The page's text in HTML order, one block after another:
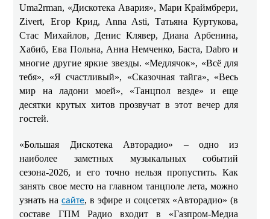
Uma2rman, «Дискотека Авария», Мари Краймбрери,
Zivert, Егор Крид, Anna Asti, Татьяна Куртукова,
Стас Михайлов, Денис Клявер, Диана Арбенина,
Хабиб, Ева Польна, Анна Немченко, Баста, Dabro и
многие другие яркие звезды. «Медлячок», «Всё для
тебя», «Я счастливый», «Сказочная тайга», «Весь
мир на ладони моей», «Танцпол везде» и еще
десятки крутых хитов прозвучат в этот вечер для
гостей.
«Большая Дискотека Авторадио» – одно из
наиболее заметных музыкальных событий
сезона-2026, и его точно нельзя пропустить. Как
занять свое место на главном танцполе лета, можно
узнать насайте, в эфире и соцсетях «Авторадио» (в
составе ГПМ Радио входит в «Газпром-Медиа